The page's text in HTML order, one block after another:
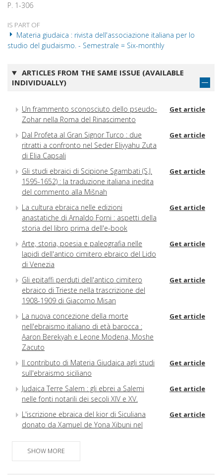
P. 1-306
IS PART OF
Materia giudaica : rivista dell'associazione italiana per lo
studio del giudaismo. - Semestrale = Six-monthly
ARTICLES FROM THE SAME ISSUE (AVAILABLE
INDIVIDUALLY)
Un frammento sconosciuto dello pseudo-
Zohar nella Roma del Rinascimento
Get article
Dal Profeta al Gran Signor Turco : due
ritratti a confronto nel Seder Eliyyahu Zuta
di Elia Capsali
Get article
Gli studi ebraici di Scipione Sgambati (S.J.
1595-1652) : la traduzione italiana inedita
del commento alla Mišnah
Get article
La cultura ebraica nelle edizioni
anastatiche di Arnaldo Forni : aspetti della
storia del libro prima dell'e-book
Get article
Arte, storia, poesia e paleografia nelle
lapidi dell'antico cimitero ebraico del Lido
di Venezia
Get article
Gli epitaffi perduti dell'antico cimitero
ebraico di Trieste nella trascrizione del
1908-1909 di Giacomo Misan
Get article
La nuova concezione della morte
nell'ebraismo italiano di età barocca :
Aaron Berekyah e Leone Modena, Moshe
Zacuto
Get article
Il contributo di Materia Giudaica agli studi
sull'ebraismo siciliano
Get article
Judaica Terre Salem : gli ebrei a Salemi
nelle fonti notarili dei secoli XIV e XV.
Get article
L'iscrizione ebraica del kior di Siculiana
donato da Xamuel de Yona Xibuni nel
Get article
L'atto di morte del rabbino di Lugo Yishaq
SHOW MORE